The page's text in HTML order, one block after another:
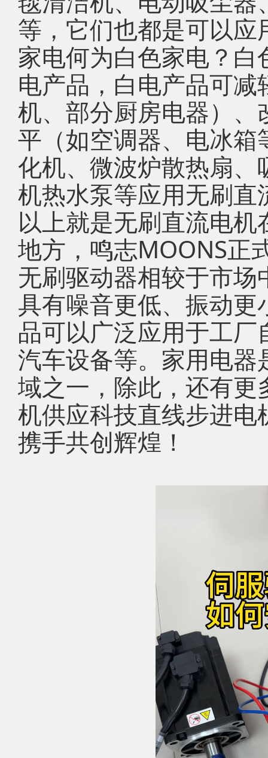
等，它们也都是可以
家电何为白色家电？
电产品，白电产品可
机、部分厨房电器）
平（如空调器、电冰
化机、微波炉散热扇
机热水泵等应用无刷
以上就是无刷直流电
地方，鸣志MOONS正
无刷驱动器相较于市
具有噪音更低、振动
品可以广泛应用于工
汽车设备等。家用电
域之一，除此，还有
机供应科技直线步进
携手共创辉煌！